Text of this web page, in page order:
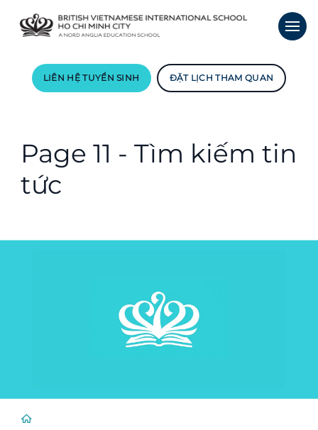
LIÊN HỆ TUYỂN SINH ĐẶT LỊCH THAM QUAN
Page 11 - Tìm kiếm tin
tức